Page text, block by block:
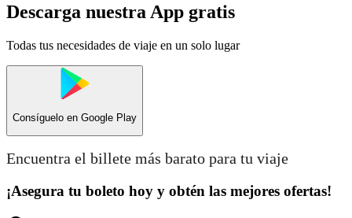
Descarga nuestra App gratis
Todas tus necesidades de viaje en un solo lugar
Consíguelo en Google Play
Encuentra el billete más barato para tu viaje
¡Asegura tu boleto hoy y obtén las mejores ofertas!